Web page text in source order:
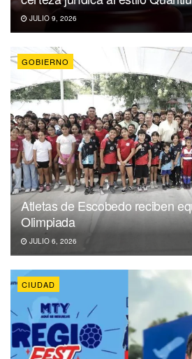
JULIO 9, 2026
GOBIERNO
Atletas de Escobedo reciben
Olimpiada
JULIO 6, 2026
CIUDAD